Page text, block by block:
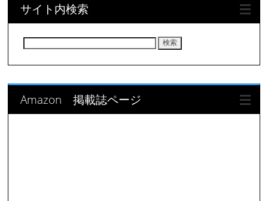
サイト内検索
Amazon 掲載誌ページ